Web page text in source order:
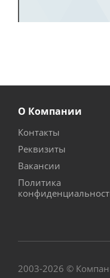
О Компании
Контакты
Реквизиты
Вакансии
Политика
2003-2026 ©